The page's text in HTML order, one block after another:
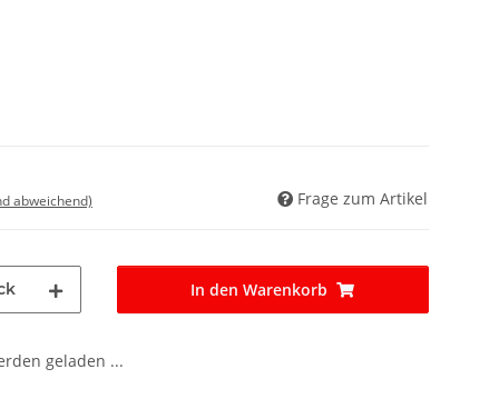
abweichend) Frage zum Artikel
In den Warenkorb
geladen ...